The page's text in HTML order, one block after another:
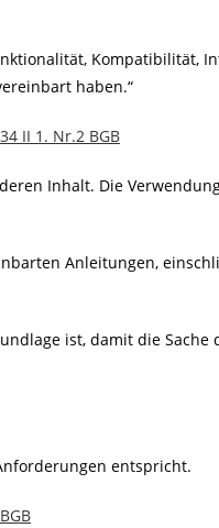
Kompatibilität,
haben.“
II 1. Nr.2 BGB
Inhalt. Die
Anleitungen,
ist, damit die
entspricht.